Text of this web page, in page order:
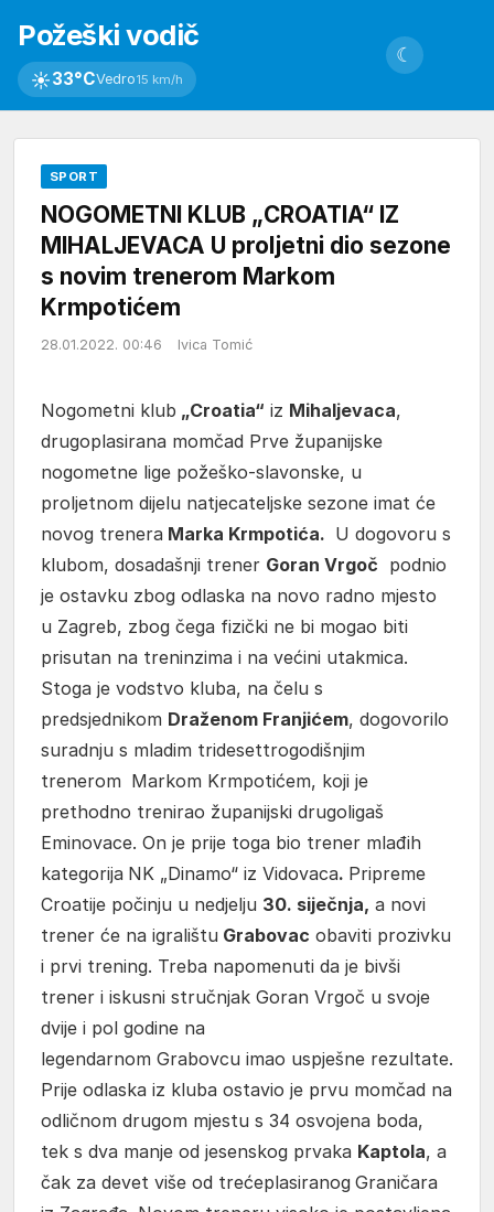
Požeški vodič
☀33°CVedro15 km/h
☾
SPORT
NOGOMETNI KLUB „CROATIA“ IZ
MIHALJEVACA U proljetni dio sezone
s novim trenerom Markom
Krmpotićem
28.01.2022. 00:46 Ivica Tomić
Nogometni klub „Croatia“ iz Mihaljevaca,
drugoplasirana momčad Prve županijske
nogometne lige požeško-slavonske, u
proljetnom dijelu natjecateljske sezone imat će
novog trenera Marka Krmpotića. U dogovoru s
klubom, dosadašnji trener Goran Vrgoč podnio
je ostavku zbog odlaska na novo radno mjesto
u Zagreb, zbog čega fizički ne bi mogao biti
prisutan na treninzima i na većini utakmica.
Stoga je vodstvo kluba, na čelu s
predsjednikom Draženom Franjićem, dogovorilo
suradnju s mladim tridesettrogodišnjim
trenerom Markom Krmpotićem, koji je
prethodno trenirao županijski drugoligaš
Eminovace. On je prije toga bio trener mlađih
kategorija NK „Dinamo“ iz Vidovaca. Pripreme
Croatije počinju u nedjelju 30. siječnja, a novi
trener će na igralištu Grabovac obaviti prozivku
i prvi trening. Treba napomenuti da je bivši
trener i iskusni stručnjak Goran Vrgoč u svoje
dvije i pol godine na
legendarnom Grabovcu imao uspješne rezultate.
Prije odlaska iz kluba ostavio je prvu momčad na
odličnom drugom mjestu s 34 osvojena boda,
tek s dva manje od jesenskog prvaka Kaptola, a
čak za devet više od trećeplasiranog Graničara